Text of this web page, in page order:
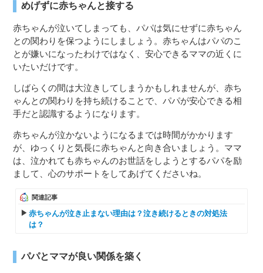
めげずに赤ちゃんと接する
赤ちゃんが泣いてしまっても、パパは気にせずに赤ちゃん
との関わりを保つようにしましょう。赤ちゃんはパパのこ
とが嫌いになったわけではなく、安心できるママの近くに
いたいだけです。
しばらくの間は大泣きしてしまうかもしれませんが、赤ち
ゃんとの関わりを持ち続けることで、パパが安心できる相
手だと認識するようになります。
赤ちゃんが泣かないようになるまでは時間がかかります
が、ゆっくりと気長に赤ちゃんと向き合いましょう。ママ
は、泣かれても赤ちゃんのお世話をしようとするパパを励
まして、心のサポートをしてあげてくださいね。
関連記事
赤ちゃんが泣き止まない理由は？泣き続けるときの対処法
は？
パパとママが良い関係を築く